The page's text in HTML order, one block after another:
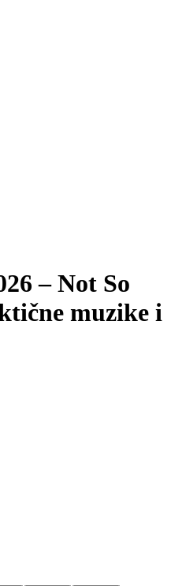
– Not So
muzike i